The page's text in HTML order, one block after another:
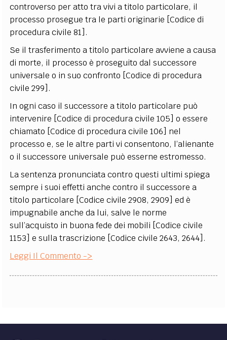
controverso per atto tra vivi a titolo particolare, il
processo prosegue tra le parti originarie [Codice di
procedura civile 81].
Se il trasferimento a titolo particolare avviene a causa
di morte, il processo è proseguito dal successore
universale o in suo confronto [Codice di procedura
civile 299].
In ogni caso il successore a titolo particolare può
intervenire [Codice di procedura civile 105] o essere
chiamato [Codice di procedura civile 106] nel
processo e, se le altre parti vi consentono, l’alienante
o il successore universale può esserne estromesso.
La sentenza pronunciata contro questi ultimi spiega
sempre i suoi effetti anche contro il successore a
titolo particolare [Codice civile 2908, 2909] ed è
impugnabile anche da lui, salve le norme
sull’acquisto in buona fede dei mobili [Codice civile
1153] e sulla trascrizione [Codice civile 2643, 2644].
Leggi Il Commento ->